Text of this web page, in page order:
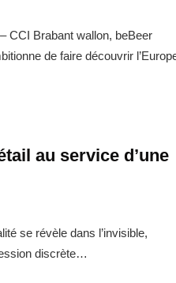
CCI Brabant wallon, beBeer
de faire découvrir
au service d’une
se révèle dans l’invisible,
discrète…